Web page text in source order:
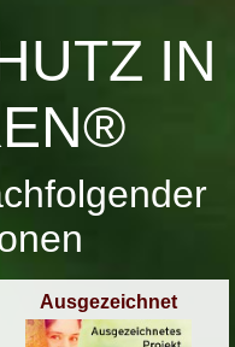
IN
Ausgezeichnet